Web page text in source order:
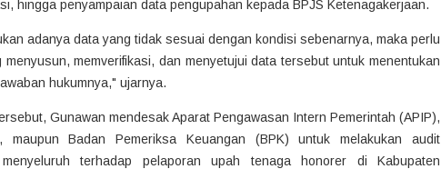
hingga penyampaian data pengupahan kepada BPJS Ketenagakerjaan.
adanya data yang tidak sesuai dengan kondisi sebenarnya, maka perlu
memverifikasi, dan menyetujui data tersebut untuk menentukan
hukumnya," ujarnya.
Gunawan mendesak Aparat Pengawasan Intern Pemerintah (APIP),
maupun Badan Pemeriksa Keuangan (BPK) untuk melakukan audit
terhadap pelaporan upah tenaga honorer di Kabupaten